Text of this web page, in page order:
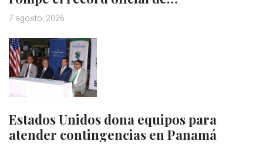
7 agosto, 2026
Estados Unidos dona equipos para
atender contingencias en Panamá